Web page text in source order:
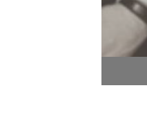
BOUTIQUE